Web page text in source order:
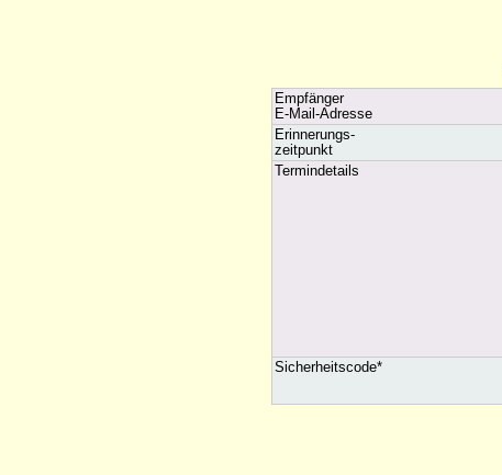
Empfänger
E-Mail-Adresse
Erinnerungs-
zeitpunkt
Termindetails
Sicherheitscode*